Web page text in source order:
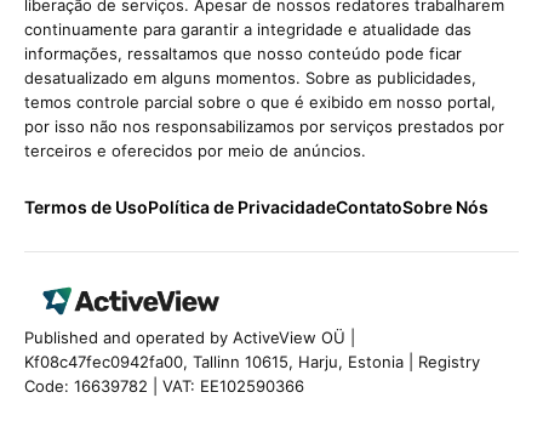
liberação de serviços. Apesar de nossos redatores trabalharem
continuamente para garantir a integridade e atualidade das
informações, ressaltamos que nosso conteúdo pode ficar
desatualizado em alguns momentos. Sobre as publicidades,
temos controle parcial sobre o que é exibido em nosso portal,
por isso não nos responsabilizamos por serviços prestados por
terceiros e oferecidos por meio de anúncios.
Termos de UsoPolítica de PrivacidadeContatoSobre Nós
Published and operated by ActiveView OÜ |
Kf08c47fec0942fa00, Tallinn 10615, Harju, Estonia | Registry
Code: 16639782 | VAT: EE102590366